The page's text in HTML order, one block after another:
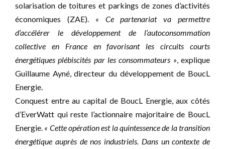
solarisation de toitures et parkings de zones d’activités
économiques (ZAE). « Ce partenariat va permettre
d’accélérer le développement de l’autoconsommation
collective en France en favorisant les circuits courts
énergétiques plébiscités par les consommateurs », explique
Guillaume Ayné, directeur du développement de BoucL
Energie.
Conquest entre au capital de BoucL Energie, aux côtés
d’EverWatt qui reste l’actionnaire majoritaire de BoucL
Energie. « Cette opération est la quintessence de la transition
énergétique auprès de nos industriels. Dans un contexte de